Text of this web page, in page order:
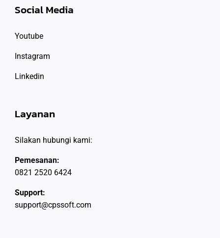
Social Media
Youtube
Instagram
Linkedin
Layanan
Silakan hubungi kami:
Pemesanan:
0821 2520 6424
Support:
support@cpssoft.com